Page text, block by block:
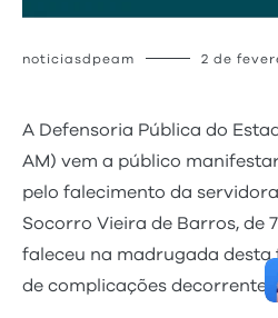
noticiasdpeam 2 de
A Defensoria Pública do
AM) vem a público
pelo falecimento da
Socorro Vieira de Barros, de
faleceu na madrugada desta
de complicações decorrentes